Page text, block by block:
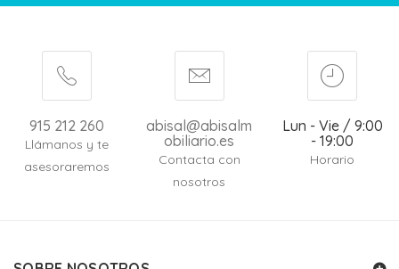
915 212 260
Llámanos y te
asesoraremos
abisal@abisalm
obiliario.es
Contacta con
nosotros
Lun - Vie / 9:00
- 19:00
Horario